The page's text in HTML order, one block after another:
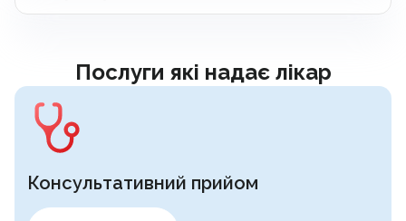
Послуги які надає лікар
Консультативний прийом